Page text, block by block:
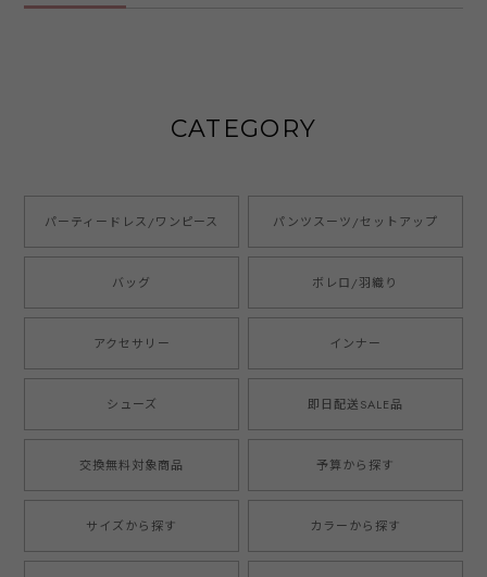
CATEGORY
パーティードレス/ワンピース パンツスーツ/セットアップ
バッグ ボレロ/羽織り
アクセサリー インナー
シューズ 即日配送SALE品
交換無料対象商品 予算から探す
サイズから探す カラーから探す